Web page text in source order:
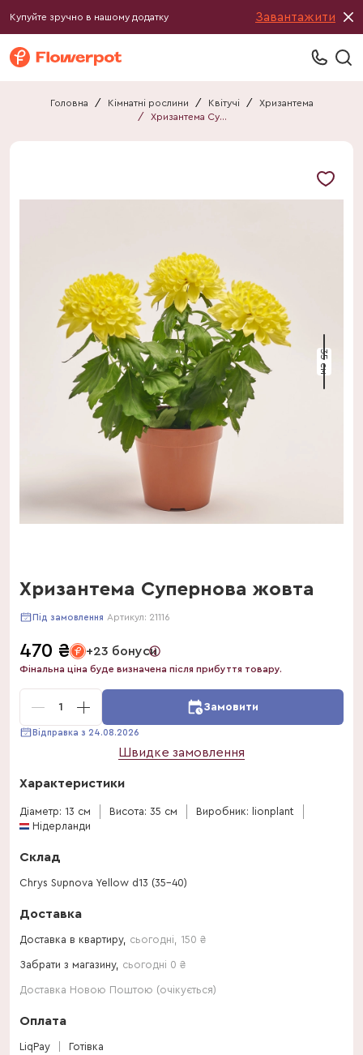
Купуйте зручно в нашому додатку Завантажити
Головна / Кімнатні рослини / Квітучі /
Хризантема
/
Хризантема Супернова жовта
35 см
Хризантема Супернова жовта
Під замовлення Артикул: 21116
470 ₴ +23 бонуси
Фінальна ціна буде визначена після прибуття товару.
1 Замовити
Відправка з 24.08.2026
Швидке замовлення
Характеристики
Діаметр: 13 см Висота: 35 см
Виробник: lionplant
Нідерланди
Склад
Chrys Supnova Yellow d13 (35-40)
Доставка
Доставка в квартиру, сьогодні 150 ₴
Забрати з магазину, сьогодні 0 ₴
Доставка Новою Поштою (очікується)
Оплата
LiqPay Готівка